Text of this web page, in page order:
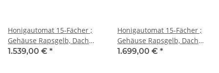
Honigautomat 15-Fächer ;
Gehäuse Rapsgelb, Dach
Schwarz; Zahlenfeld,
1.539,00 € *
Honigautomat 15-Fächer ;
Gehäuse Rapsgelb, Dach
Schwarz; Zahlenfeld,
1.699,00 € *